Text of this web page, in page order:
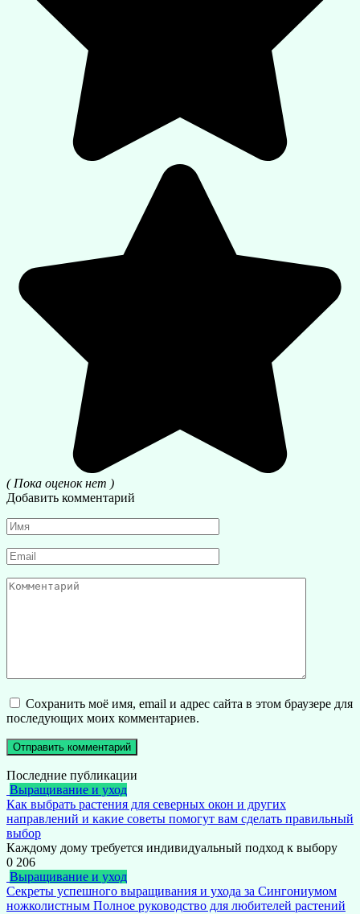
( Пока оценок нет )
Добавить комментарий
Имя
*
Email
*
Комментарий
Сохранить моё имя, email и адрес сайта в этом браузере для
последующих моих комментариев.
Последние публикации
Выращивание и уход
Как выбрать растения для северных окон и других
направлений и какие советы помогут вам сделать правильный
выбор
Каждому дому требуется индивидуальный подход к выбору
0 206
Выращивание и уход
Секреты успешного выращивания и ухода за Сингониумом
ножколистным Полное руководство для любителей растений